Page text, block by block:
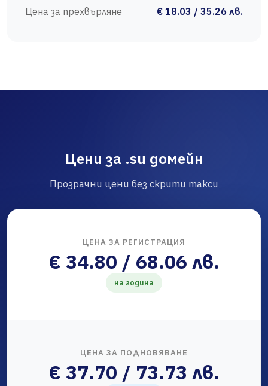
Цена за прехвърляне
€ 18.03 / 35.26 лв.
Цени за .su домейн
Прозрачни цени без скрити такси
ЦЕНА ЗА РЕГИСТРАЦИЯ
€ 34.80 / 68.06 лв.
на година
ЦЕНА ЗА ПОДНОВЯВАНЕ
€ 37.70 / 73.73 лв.